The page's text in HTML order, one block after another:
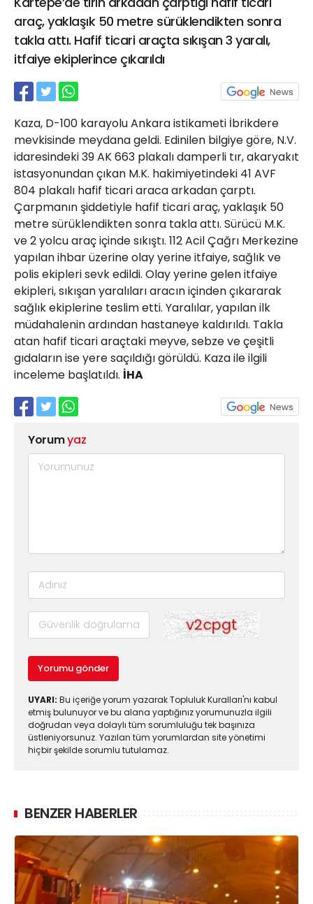
araç, yaklaşık 50 metre sürüklendikten sonra
takla attı. Hafif ticari araçta sıkışan 3 yaralı,
itfaiye ekiplerince çıkarıldı
Kaza, D-100 karayolu Ankara istikameti İbrikdere
mevkisinde meydana geldi. Edinilen bilgiye göre, N.V.
idaresindeki 39 AK 663 plakalı damperli tır, akaryakıt
istasyonundan çıkan M.K. hakimiyetindeki 41 AVF
804 plakalı hafif ticari araca arkadan çarptı.
Çarpmanın şiddetiyle hafif ticari araç, yaklaşık 50
metre sürüklendikten sonra takla attı. Sürücü M.K.
ve 2 yolcu araç içinde sıkıştı. 112 Acil Çağrı Merkezine
yapılan ihbar üzerine olay yerine itfaiye, sağlık ve
polis ekipleri sevk edildi. Olay yerine gelen itfaiye
ekipleri, sıkışan yaralıları aracın içinden çıkararak
sağlık ekiplerine teslim etti. Yaralılar, yapılan ilk
müdahalenin ardından hastaneye kaldırıldı. Takla
atan hafif ticari araçtaki meyve, sebze ve çeşitli
gıdaların ise yere saçıldığı görüldü. Kaza ile ilgili
inceleme başlatıldı. İHA
Yorumyaz
Yorumu gönder
UYARI: Bu içeriğe yorum yazarak Topluluk Kuralları'nı kabul
etmiş bulunuyor ve bu alana yaptığınız yorumunuzla ilgili
doğrudan veya dolaylı tüm sorumluluğu tek başınıza
üstleniyorsunuz. Yazılan tüm yorumlardan site yönetimi
hiçbir şekilde sorumlu tutulamaz.
BENZER HABERLER
21 Gölcük
02624132333
haber@golcukpostasi.com